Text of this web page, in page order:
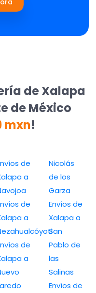
de Xalapa
de México
mxn!
de
a
de
a
de
a
Nicolás
de los
Garza
Envíos de
Xalapa a
San
Pablo de
las
Salinas
Envíos de